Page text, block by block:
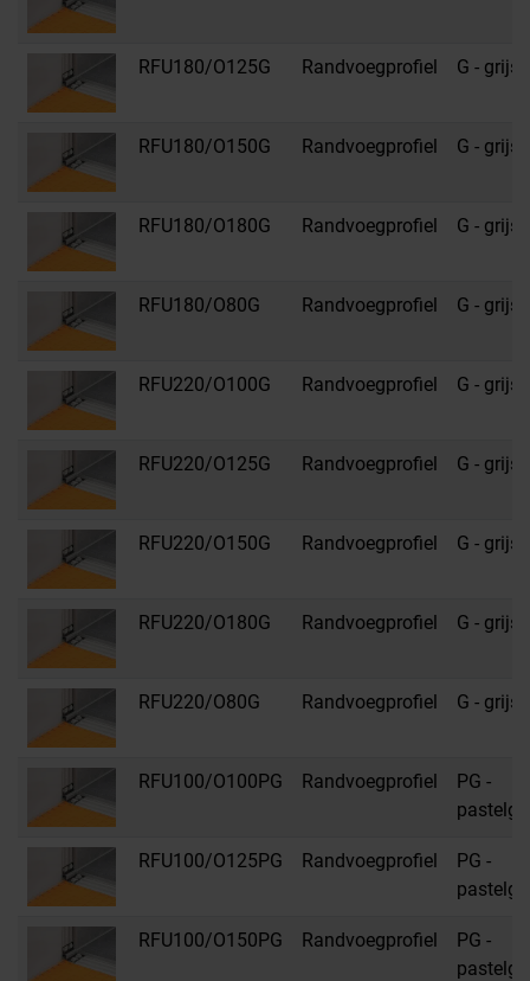
RFU180/O125G Randvoegprofiel G - grijs
RFU180/O150G Randvoegprofiel G - grijs
RFU180/O180G Randvoegprofiel G - grijs
RFU180/O80G Randvoegprofiel G - grijs
RFU220/O100G Randvoegprofiel G - grijs
RFU220/O125G Randvoegprofiel G - grijs
RFU220/O150G Randvoegprofiel G - grijs
RFU220/O180G Randvoegprofiel G - grijs
RFU220/O80G Randvoegprofiel G - grijs
RFU100/O100PG Randvoegprofiel
PG -
RFU100/O125PG Randvoegprofiel
PG -
RFU100/O150PG Randvoegprofiel
PG -